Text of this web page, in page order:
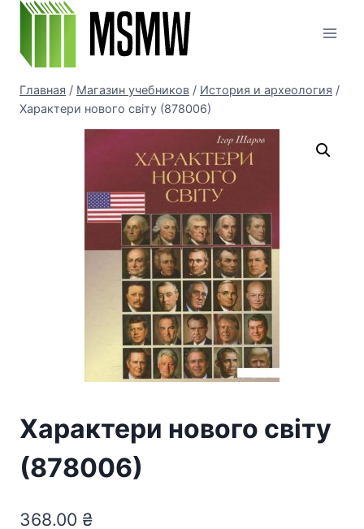
Перейти
содержимому
Главная / Магазин учебников / История и археология /
Характери нового світу (878006)
Характери нового світу
(878006)
368.00 ₴